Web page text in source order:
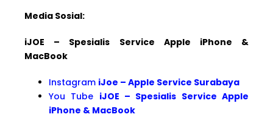
Media Sosial:
iJOE – Spesialis Service Apple iPhone &
MacBook
Instagram iJoe – Apple Service Surabaya
You Tube iJOE – Spesialis Service Apple
iPhone & MacBook